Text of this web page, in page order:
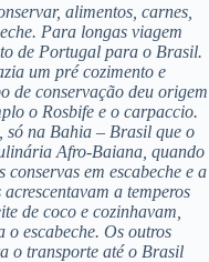
alimentos, carnes,
Para longas viagem
de Portugal para o Brasil.
um pré cozimento e
de conservação deu origem
o Rosbife e o carpaccio.
só na Bahia – Brasil que o
Afro-Baiana, quando
em escabeche e a
a temperos
de coco e cozinhavam,
escabeche. Os outros
o transporte até o Brasil